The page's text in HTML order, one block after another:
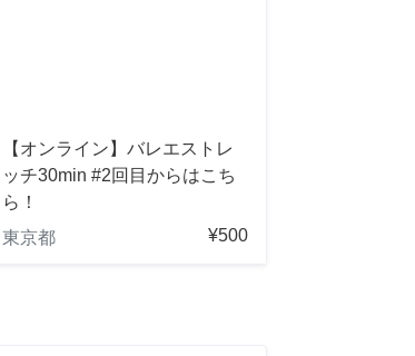
【オンライン】バレエストレ
ッチ30min #2回目からはこち
ら！
東京都
¥500